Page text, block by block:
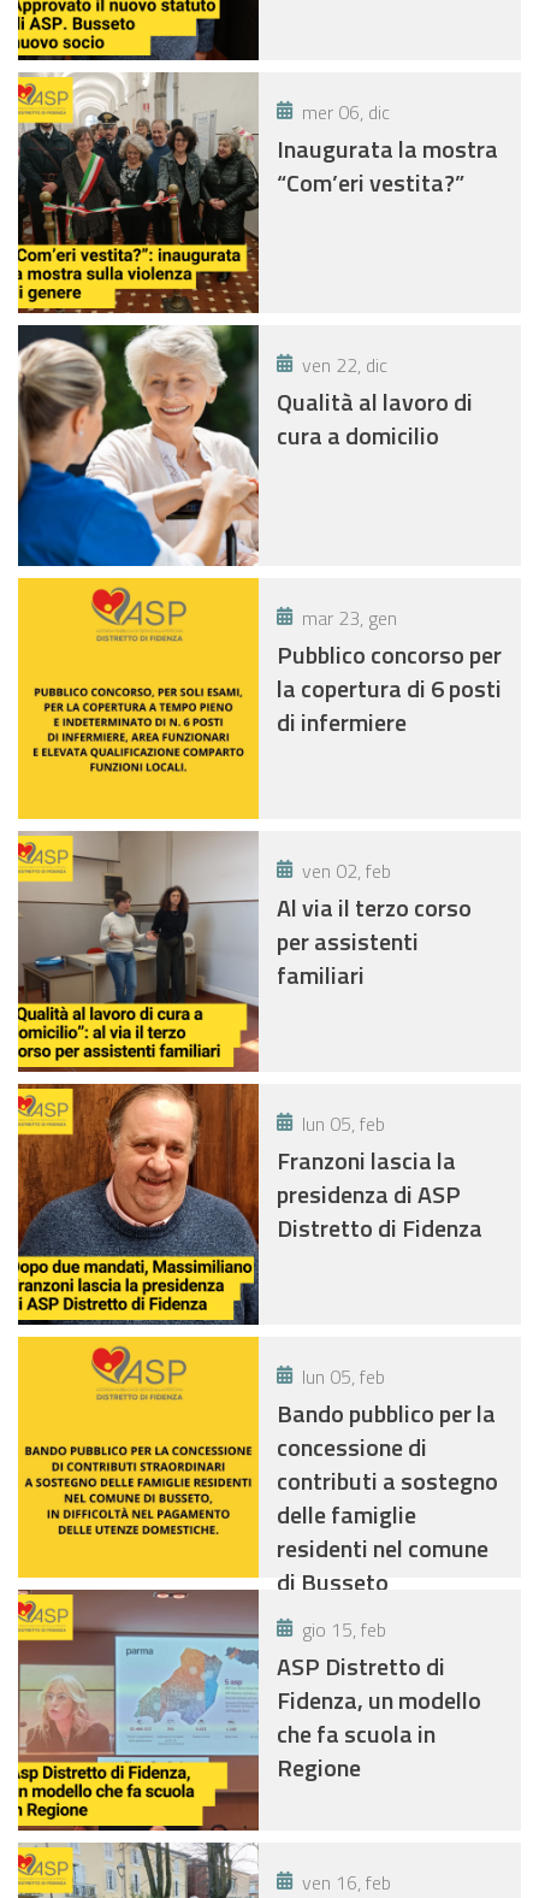
mer 06, dic
Inaugurata la mostra
“Com’eri vestita?”
ven 22, dic
Qualità al lavoro di
cura a domicilio
mar 23, gen
Pubblico concorso per
la copertura di 6 posti
di infermiere
ven 02, feb
Al via il terzo corso
per assistenti
familiari
lun 05, feb
Franzoni lascia la
presidenza di ASP
Distretto di Fidenza
lun 05, feb
Bando pubblico per la
concessione di
contributi a sostegno
delle famiglie
residenti nel comune
di Busseto
gio 15, feb
ASP Distretto di
Fidenza, un modello
che fa scuola in
Regione
ven 16, feb